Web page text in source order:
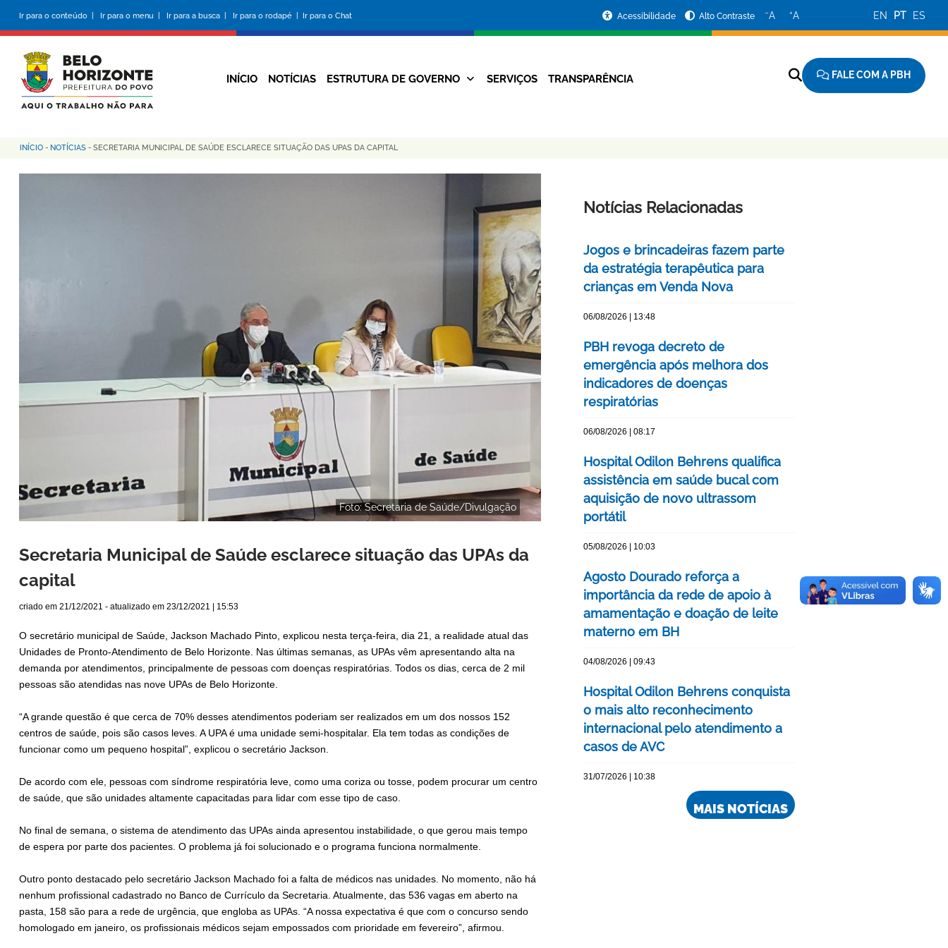
conteúdo
principal
Ir para o conteúdo | Ir para o menu | Ir para a busca | Ir para o rodapé | Ir para o Chat
da
Prefeitura
Acessibilidade Alto Contraste −A +A EN PT ES
Navegação
INÍCIO NOTÍCIAS ESTRUTURA DE GOVERNO SERVIÇOS TRANSPARÊNCIA FALE COM A PBH
Trilha
de
INÍCIO - NOTÍCIAS - SECRETARIA MUNICIPAL DE SAÚDE ESCLARECE SITUAÇÃO DAS UPAS DA CAPITAL
Foto: Secretaria de Saúde/Divulgação
Secretaria Municipal de Saúde esclarece situação das UPAs da
capital
criado em 21/12/2021 - atualizado em 23/12/2021 | 15:53
O secretário municipal de Saúde, Jackson Machado Pinto, explicou nesta terça-feira, dia 21, a realidade atual das
Unidades de Pronto-Atendimento de Belo Horizonte. Nas últimas semanas, as UPAs vêm apresentando alta na
demanda por atendimentos, principalmente de pessoas com doenças respiratórias. Todos os dias, cerca de 2 mil
pessoas são atendidas nas nove UPAs de Belo Horizonte.
“A grande questão é que cerca de 70% desses atendimentos poderiam ser realizados em um dos nossos 152
centros de saúde, pois são casos leves. A UPA é uma unidade semi-hospitalar. Ela tem todas as condições de
funcionar como um pequeno hospital”, explicou o secretário Jackson.
De acordo com ele, pessoas com síndrome respiratória leve, como uma coriza ou tosse, podem procurar um centro
de saúde, que são unidades altamente capacitadas para lidar com esse tipo de caso.
No final de semana, o sistema de atendimento das UPAs ainda apresentou instabilidade, o que gerou mais tempo
de espera por parte dos pacientes. O problema já foi solucionado e o programa funciona normalmente.
Outro ponto destacado pelo secretário Jackson Machado foi a falta de médicos nas unidades. No momento, não há
nenhum profissional cadastrado no Banco de Currículo da Secretaria. Atualmente, das 536 vagas em aberto na
pasta, 158 são para a rede de urgência, que engloba as UPAs. “A nossa expectativa é que com o concurso sendo
homologado em janeiro, os profissionais médicos sejam empossados com prioridade em fevereiro”, afirmou.
Notícias Relacionadas
Jogos e brincadeiras fazem parte
da estratégia terapêutica para
crianças em Venda Nova
06/08/2026 | 13:48
PBH revoga decreto de
emergência após melhora dos
indicadores de doenças
respiratórias
06/08/2026 | 08:17
Hospital Odilon Behrens qualifica
assistência em saúde bucal com
aquisição de novo ultrassom
portátil
05/08/2026 | 10:03
Agosto Dourado reforça a
importância da rede de apoio à
amamentação e doação de leite
materno em BH
04/08/2026 | 09:43
Hospital Odilon Behrens conquista
o mais alto reconhecimento
internacional pelo atendimento a
casos de AVC
31/07/2026 | 10:38
MAIS NOTÍCIAS